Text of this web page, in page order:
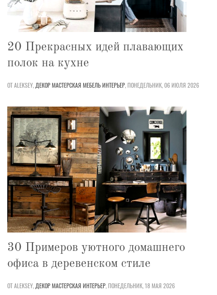
20 Прекрасных идей плавающих
полок на кухне
ОТ ALEKSEY, ДЕКОРМАСТЕРСКАЯ МЕБЕЛЬИНТЕРЬЕР,ПОНЕДЕЛЬНИК, 06 ИЮЛЯ 2026
30 Примеров уютного домашнего
офиса в деревенском стиле
ОТ ALEKSEY, ДЕКОРМАСТЕРСКАЯ ИНТЕРЬЕР,ПОНЕДЕЛЬНИК, 18 МАЯ 2026